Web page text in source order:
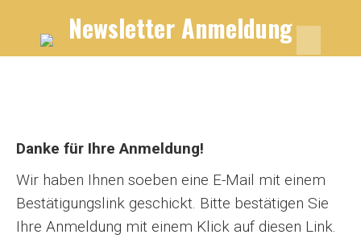
Newsletter Anmeldung
Danke für Ihre Anmeldung!
Wir haben Ihnen soeben eine E-Mail mit einem
Bestätigungslink geschickt. Bitte bestätigen Sie
Ihre Anmeldung mit einem Klick auf diesen Link.